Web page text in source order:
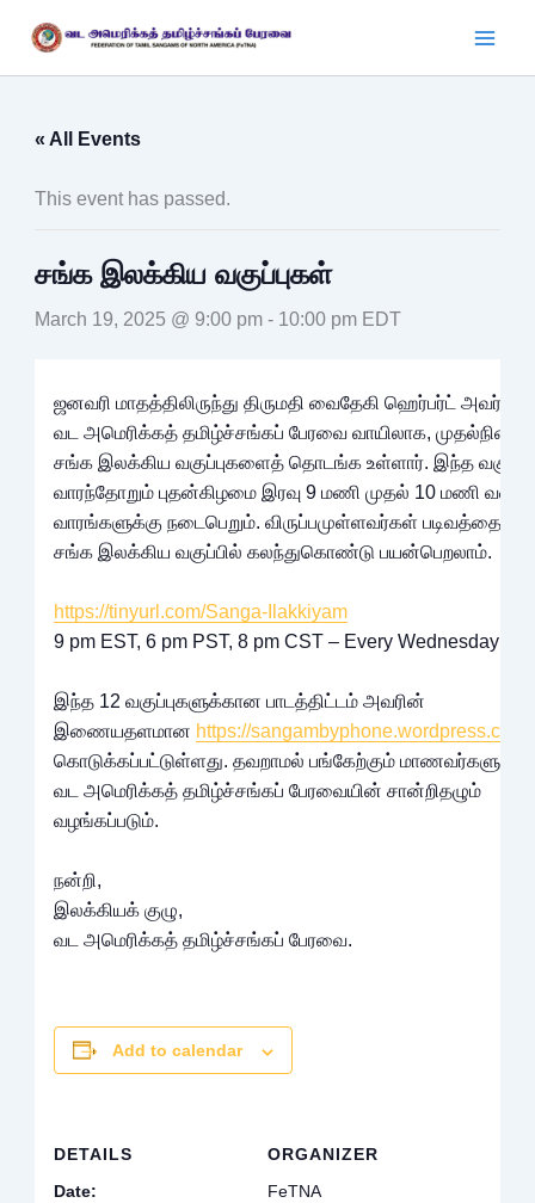
content
« All Events
This event has passed.
சங்க இலக்கிய வகுப்புகள்
March 19, 2025 @ 9:00 pm- 10:00 pm EDT
ஜனவரி மாதத்திலிருந்து திருமதி வைதேகி ஹெர்பர்ட் அவர்கள்,
வட அமெரிக்கத் தமிழ்ச்சங்கப் பேரவை வாயிலாக, முதல்நிலை
சங்க இலக்கிய வகுப்புகளைத் தொடங்க உள்ளார். இந்த
வாரந்தோறும் புதன்கிழமை இரவு 9 மணி முதல் 10 மணி வரை,
வாரங்களுக்கு நடைபெறும். விருப்பமுள்ளவர்கள் படிவத்தை
சங்க இலக்கிய வகுப்பில் கலந்துகொண்டு பயன்பெறலாம்.
https://tinyurl.com/Sanga-Ilakkiyam
9 pm EST, 6 pm PST, 8 pm CST – Every Wednesday
இந்த 12 வகுப்புகளுக்கான பாடத்திட்டம் அவரின்
இணையதளமான https://sangambyphone.wordpress.com
கொடுக்கப்பட்டுள்ளது. தவறாமல் பங்கேற்கும் மாணவர்களுக்கு,
வட அமெரிக்கத் தமிழ்ச்சங்கப் பேரவையின் சான்றிதழும்
வழங்கப்படும்.
நன்றி,
இலக்கியக் குழு,
வட அமெரிக்கத் தமிழ்ச்சங்கப் பேரவை.
Add to calendar
DETAILS
Date:
ORGANIZER
FeTNA